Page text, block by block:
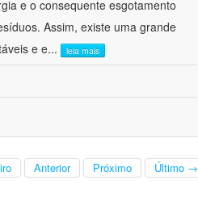
e o consequente esgotamento
Assim, existe uma grande
e e... leia mais
Anterior Próximo Último →